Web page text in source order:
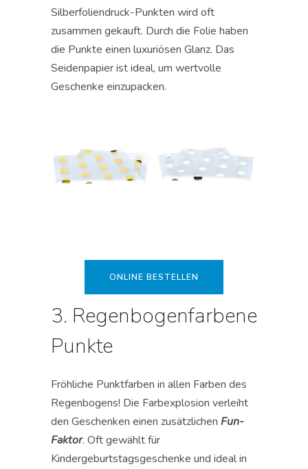
Silberfoliendruck-Punkten wird oft
zusammen gekauft. Durch die Folie haben
die Punkte einen luxuriösen Glanz. Das
Seidenpapier ist ideal, um wertvolle
Geschenke einzupacken.
ONLINE BESTELLEN
3. Regenbogenfarbene
Punkte
Fröhliche Punktfarben in allen Farben des
Regenbogens! Die Farbexplosion verleiht
den Geschenken einen zusätzlichen Fun-
Faktor. Oft gewählt für
Kindergeburtstagsgeschenke und ideal in